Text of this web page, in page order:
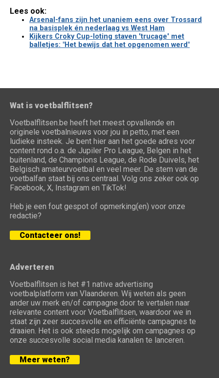
Lees ook:
Arsenal-fans zijn het unaniem eens over Trossard
na basisplek én nederlaag vs West Ham
Kijkers Croky Cup-loting staven 'trucage' met
balletjes: "Het bewijs dat het opgenomen werd"
Wat is voetbalflitsen?
Voetbalflitsen.be heeft het meest opvallende en
originele voetbalnieuws voor jou in petto, met een
ludieke insteek. Je bent hier aan het goede adres voor
content rond o.a. de Jupiler Pro League, Belgen in het
buitenland, de Champions League, de Rode Duivels, het
Belgisch amateurvoetbal en veel meer. De stem van de
voetbalfan staat bij ons centraal. Volg ons zeker ook op
Facebook, X, Instagram en TikTok!
Heb je een fout gespot of opmerking(en) voor onze
redactie?
Contacteer ons!
Adverteren
Voetbalflitsen is het #1 native advertising
voetbalplatform van Vlaanderen. Wij weten als geen
ander uw merk en/of campagne door te vertalen naar
relevante content voor Voetbalflitsen, waardoor we in
staat zijn zeer succesvolle en efficiënte campagnes te
draaien. Het is ook steeds mogelijk om campagnes op
onze succesvolle social media kanalen te lanceren.
Meer weten?